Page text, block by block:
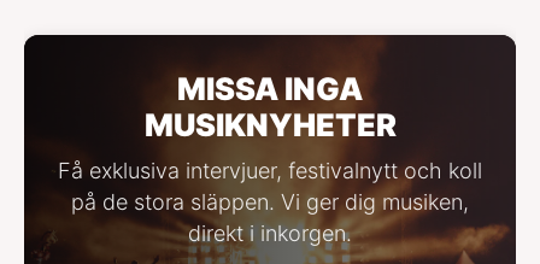
MISSA INGA
MUSIKNYHETER
Få exklusiva intervjuer, festivalnytt och koll
på de stora släppen. Vi ger dig musiken,
direkt i inkorgen.